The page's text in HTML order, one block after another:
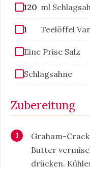
120 ml
1 Teelöffel
Eine Prise Salz
Schlagsahne
Zubereitung
Graham-
Butter
drücken.